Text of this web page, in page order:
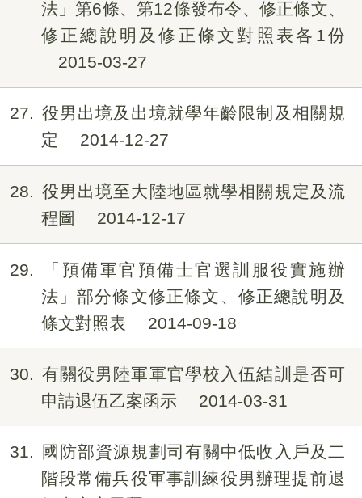
法」第6條、第12條發布令、修正條文、
修正總說明及修正條文對照表各1份
2015-03-27
27
役男出境及出境就學年齡限制及相關規
定
2014-12-27
28
役男出境至大陸地區就學相關規定及流
程圖
2014-12-17
29
「預備軍官預備士官選訓服役實施辦
法」部分條文修正條文、修正總說明及
條文對照表
2014-09-18
30
有關役男陸軍軍官學校入伍結訓是否可
申請退伍乙案函示
2014-03-31
31
國防部資源規劃司有關中低收入戶及二
階段常備兵役軍事訓練役男辦理提前退